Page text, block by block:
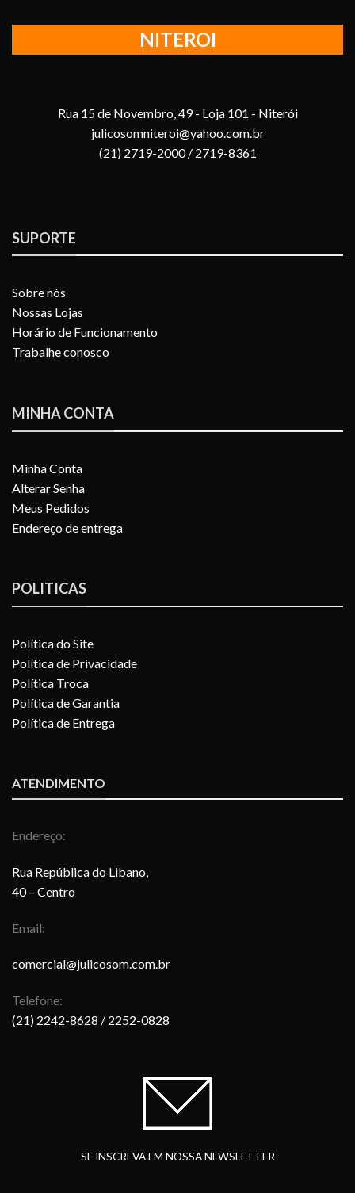
NITEROI
Rua 15 de Novembro, 49 - Loja 101 - Niterói
julicosomniteroi@yahoo.com.br
(21) 2719-2000 / 2719-8361
SUPORTE
Sobre nós
Nossas Lojas
Horário de Funcionamento
Trabalhe conosco
MINHA CONTA
Minha Conta
Alterar Senha
Meus Pedidos
Endereço de entrega
POLITICAS
Política do Site
Política de Privacidade
Política Troca
Política de Garantia
Política de Entrega
ATENDIMENTO
Endereço:
Rua República do Libano,
40 – Centro
Email:
comercial@julicosom.com.br
Telefone:
(21) 2242-8628 / 2252-0828
SE INSCREVA EM NOSSA NEWSLETTER